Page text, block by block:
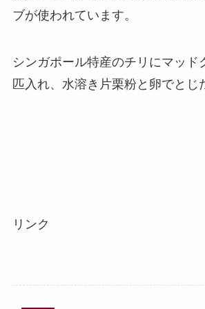
ブが使われています。
シンガポール特産のチリにマッド
匹入れ、水溶き片栗粉と卵でとじ
リンク